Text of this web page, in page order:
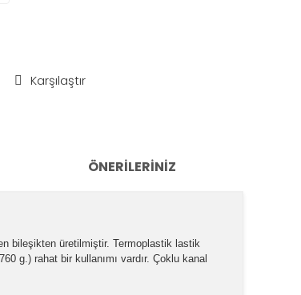
Karşılaştır
ÖNERILERINIZ
bileşikten üretilmiştir. Termoplastik lastik
g.) rahat bir kullanımı vardır. Çoklu kanal